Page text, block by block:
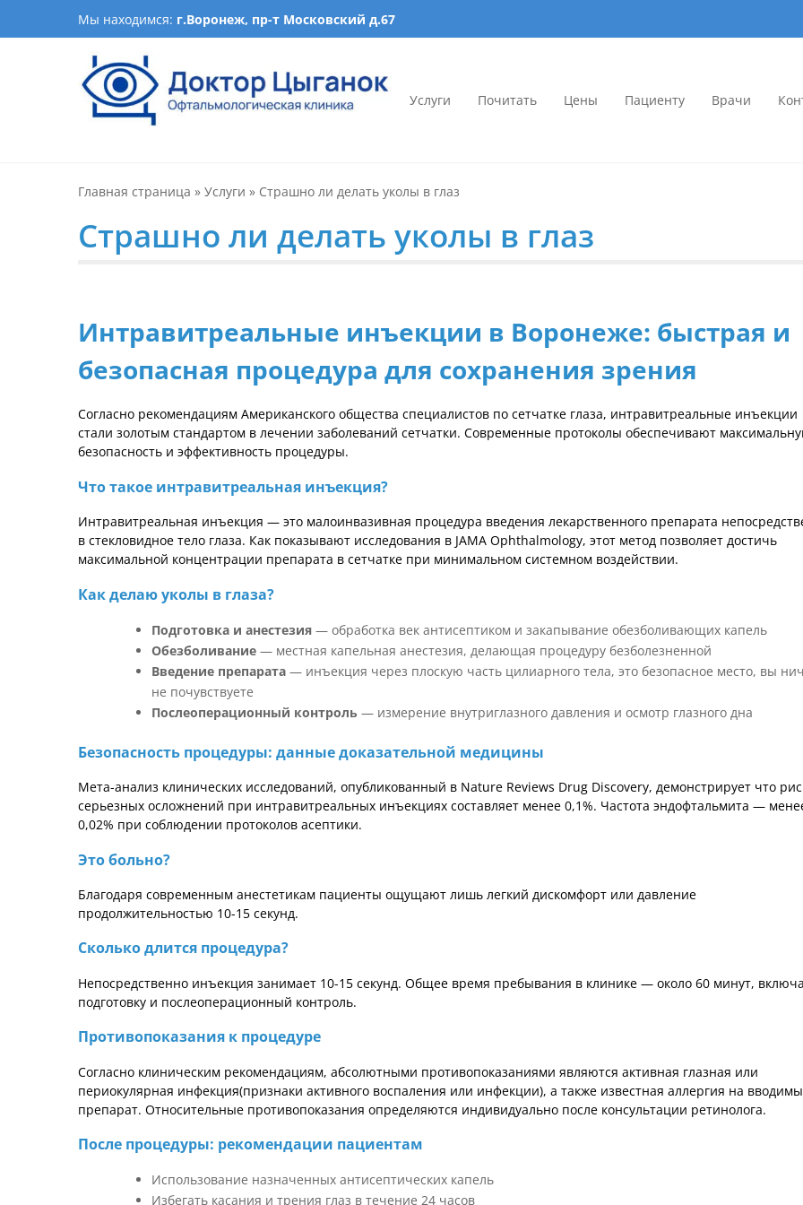
Мы находимся: г.Воронеж, пр-т Московский д.67
оптика, детская офтальмология
Услуги Почитать Цены Пациенту Врачи
Главная страница » Услуги » Страшно ли делать уколы в глаз
Страшно ли делать уколы в глаз
Интравитреальные инъекции в Воронеже: быстрая и
безопасная процедура для сохранения зрения
Согласно рекомендациям Американского общества специалистов по сетчатке глаза, интравитреальные инъекции
стали золотым стандартом в лечении заболеваний сетчатки. Современные протоколы обеспечивают
безопасность и эффективность процедуры.
Что такое интравитреальная инъекция?
Интравитреальная инъекция — это малоинвазивная процедура введения лекарственного препарата
в стекловидное тело глаза. Как показывают исследования в JAMA Ophthalmology, этот метод позволяет достичь
максимальной концентрации препарата в сетчатке при минимальном системном воздействии.
Как делаю уколы в глаза?
Подготовка и анестезия — обработка век антисептиком и закапывание обезболивающих капель
Обезболивание — местная капельная анестезия, делающая процедуру безболезненной
Введение препарата — инъекция через плоскую часть цилиарного тела, это безопасное место, вы
не почувствуете
Послеоперационный контроль — измерение внутриглазного давления и осмотр глазного дна
Безопасность процедуры: данные доказательной медицины
Мета-анализ клинических исследований, опубликованный в Nature Reviews Drug Discovery, демонстрирует что
серьезных осложнений при интравитреальных инъекциях составляет менее 0,1%. Частота эндофтальмита —
0,02% при соблюдении протоколов асептики.
Это больно?
Благодаря современным анестетикам пациенты ощущают лишь легкий дискомфорт или давление
продолжительностью 10-15 секунд.
Сколько длится процедура?
Непосредственно инъекция занимает 10-15 секунд. Общее время пребывания в клинике — около 60 минут,
подготовку и послеоперационный контроль.
Противопоказания к процедуре
Согласно клиническим рекомендациям, абсолютными противопоказаниями являются активная глазная или
периокулярная инфекция(признаки активного воспаления или инфекции), а также известная аллергия на
препарат. Относительные противопоказания определяются индивидуально после консультации ретинолога.
После процедуры: рекомендации пациентам
Использование назначенных антисептических капель
Избегать касания и трения глаз в течение 24 часов